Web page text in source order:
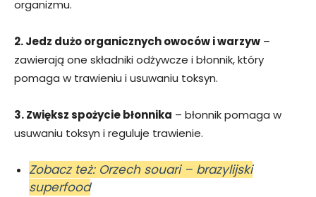
organizmu.
2. Jedz dużo organicznych owoców i warzyw –
zawierają one składniki odżywcze i błonnik, który
pomaga w trawieniu i usuwaniu toksyn.
3. Zwiększ spożycie błonnika – błonnik pomaga w
usuwaniu toksyn i reguluje trawienie.
Zobacz też: Orzech souari – brazylijski
superfood